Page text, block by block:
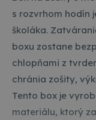
s rozvrhom hodín
školáka.
boxu zostane
chlopňami z
chránia zošity,
Tento box je
materiálu, ktorý